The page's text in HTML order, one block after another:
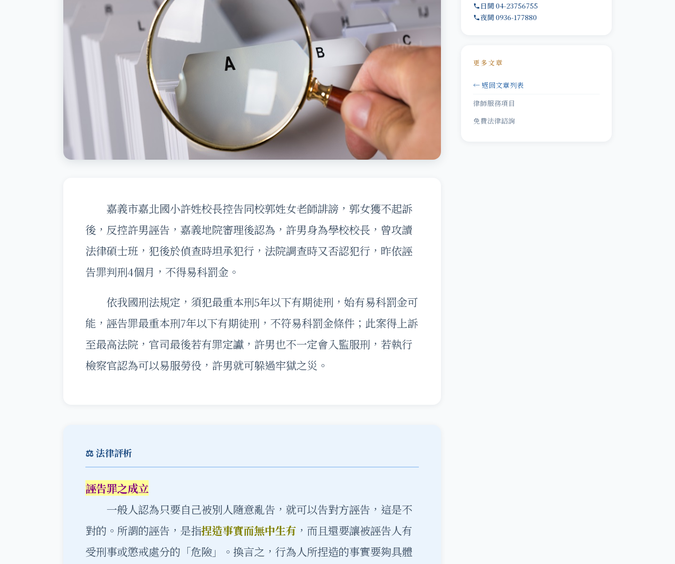
嘉義市嘉北國小許姓校長控告同校郭姓女老師誹謗，郭女獲不起訴
後，反控許男誣告，嘉義地院審理後認為，許男身為學校校長，曾攻讀
法律碩士班，犯後於偵查時坦承犯行，法院調查時又否認犯行，昨依誣
告罪判刑4個月，不得易科罰金。
依我國刑法規定，須犯最重本刑5年以下有期徒刑，始有易科罰金可
能，誣告罪最重本刑7年以下有期徒刑，不符易科罰金條件；此案得上訴
至最高法院，官司最後若有罪定讞，許男也不一定會入監服刑，若執行
檢察官認為可以易服勞役，許男就可躲過牢獄之災。
⚖️ 法律評析
誣告罪之成立
一般人認為只要自己被別人隨意亂告，就可以告對方誣告，這是不
對的。所謂的誣告，是指捏造事實而無中生有 ，而且還要讓被誣告人有
受刑事或懲戒處分的「危險」。換言之，行為人所捏造的事實要夠具體
日間 04-23756755
夜間 0936-177880
更多文章
← 返回文章列表
律師服務項目
免費法律諮詢